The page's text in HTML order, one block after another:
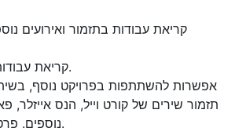
קריאת עבודות בתזמור ואירועים
1. קריאת עבודות בסיום הסמסטר.
תזמור שירים של קורט וייל, הנס אייזלר,
נוספים. פרטים יפורסמו בהמשך.